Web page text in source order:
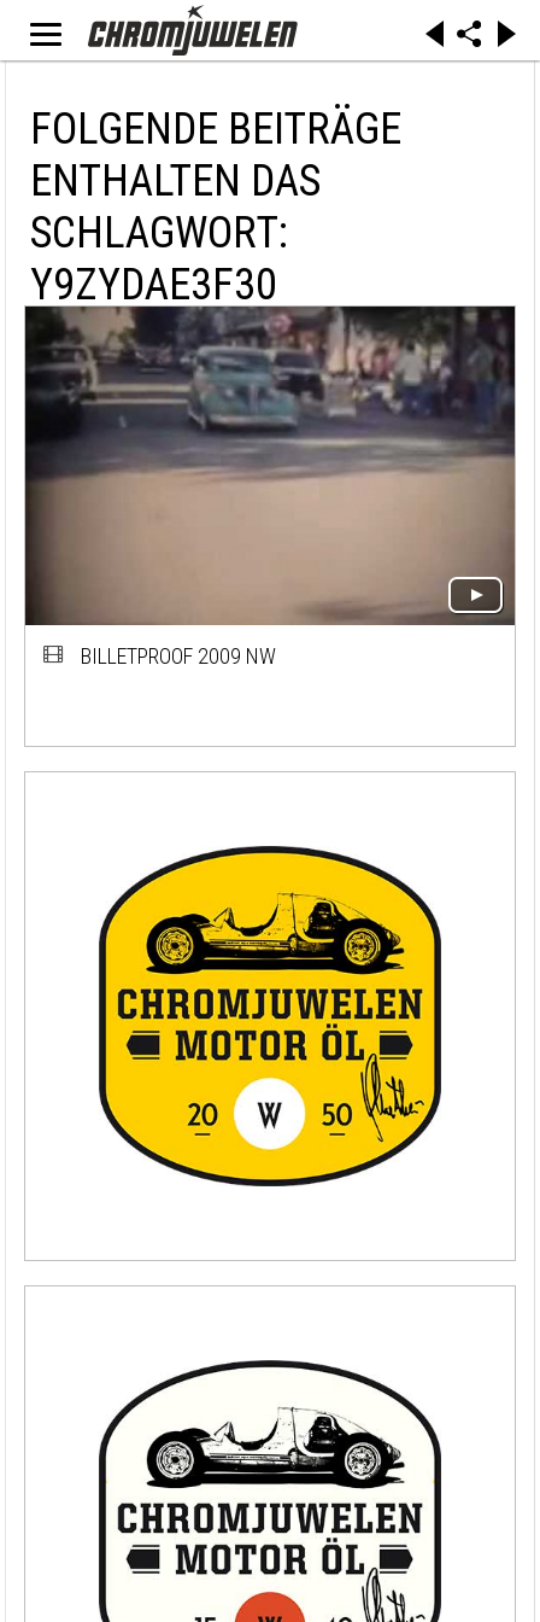
FOLGENDE BEITRÄGE
ENTHALTEN DAS
SCHLAGWORT:
Y9ZYDAE3F30
BILLETPROOF 2009 NW